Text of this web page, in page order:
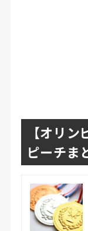
【オリ
ピーチま